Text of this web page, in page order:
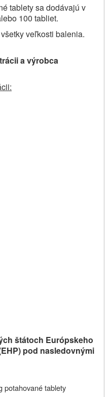
tablety sa dodávajú v
100 tabliet.
veľkosti balenia.
a výrobca
štátoch Európskeho
pod nasledovnými
potahované tablety